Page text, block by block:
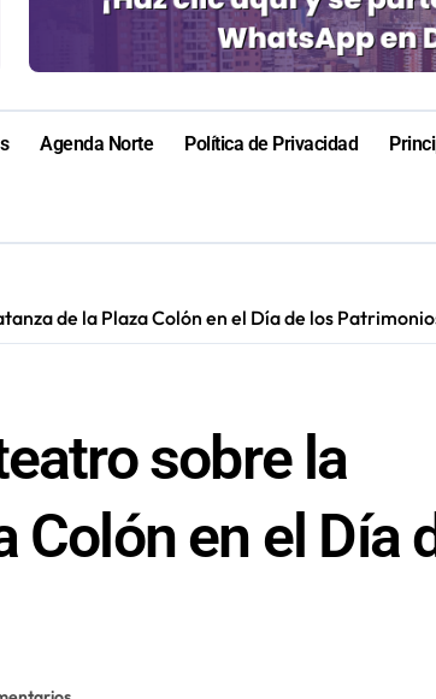
como refuerzo estrella de Unión Española
información”: Colegio de Periodistas
nuevas contrataciones en la Región Antofagasta
Agenda Norte Política de Privacidad
de la Plaza Colón en el Día de los
sobre la
Colón en el Día